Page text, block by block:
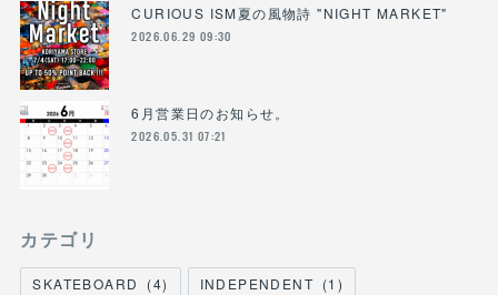
CURIOUS ISM夏の風物詩 "NIGHT MARKET"
2026.06.29 09:30
6月営業日のお知らせ。
2026.05.31 07:21
カテゴリ
SKATEBOARD (4) INDEPENDENT (1 )